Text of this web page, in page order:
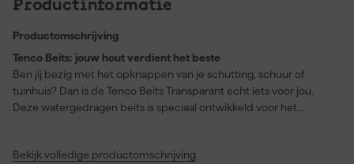
Productinformatie
Productomschrijving
Tenco Beits: jouw hout verdient het beste
Ben jij bezig met het opknappen van je schutting, schuur of
tuinhuis? Dan is de Tenco Beits Transparant echt iets voor jou.
Deze watergedragen beits is speciaal ontwikkeld voor het
tegelijkertijd beschermd wordt tegen weersinvloeden. De Tenco
Bekijk volledige productomschrijving